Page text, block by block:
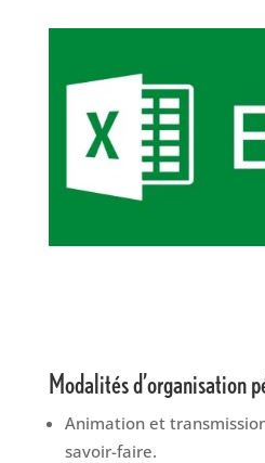
Modalités d’organisation
Animation et
savoir-faire.